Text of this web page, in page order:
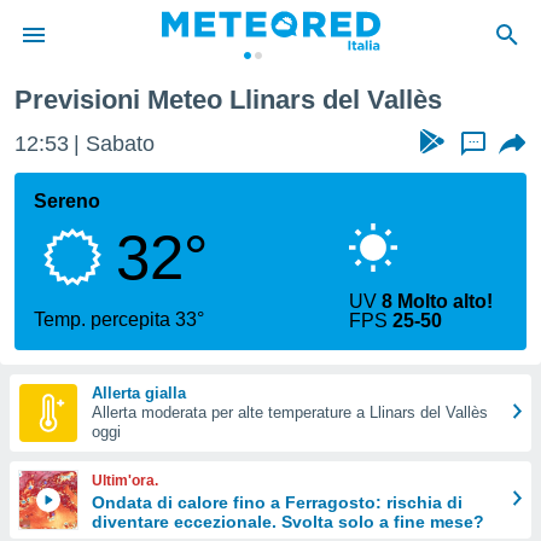
di
per
le
di
Web
le
Previsioni Meteo Llinars del Vallès
12:53 Sabato ...
Sereno
32°
Temp. percepita 33°
UV8 Molto alto!
FPS25-50
Allerta gialla
Allerta moderata per alte temperature a Llinars del Vallès
oggi
Ultim'ora.
Ondata di calore fino a Ferragosto: rischia di
diventare eccezionale. Svolta solo a fine mese?